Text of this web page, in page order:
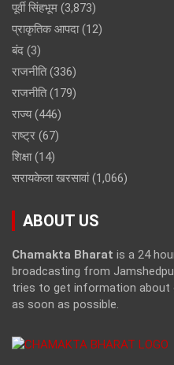
पूर्वी सिंहभूम (3,873)
प्राकृतिक आपदा(12)
बंद (3)
राजनीति(336)
राजनीति(179)
राज्य(446)
राष्ट्र (67)
शिक्षा(14)
सरायकेला खरसावां(1,066)
ABOUT US
Chamakta Bharat is a 24
broadcasting from
tries to get information about
as soon as possible.